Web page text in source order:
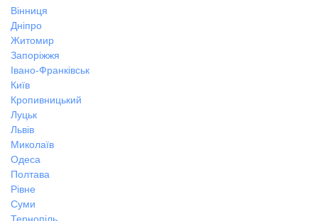
Вінниця
Дніпро
Житомир
Запоріжжя
Івано-Франківськ
Київ
Кропивницький
Луцьк
Львів
Миколаїв
Одеса
Полтава
Рівне
Суми
Тернопіль